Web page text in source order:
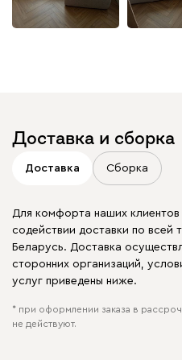
Доставка и сборка
Доставка Сборка
Для комфорта наших
содействии доставки по всей
Беларусь. Доставка
сторонних организаций,
услуг приведены ниже.
* при оформлении заказа в
не действуют.